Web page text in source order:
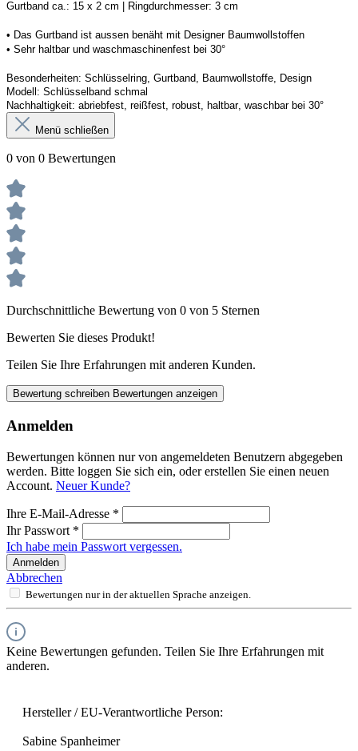
Gurtband ca.: 15 x 2 cm | Ringdurchmesser: 3 cm
• Das Gurtband ist aussen benäht mit Designer Baumwollstoffen
• Sehr haltbar und waschmaschinenfest bei 30°
Besonderheiten: Schlüsselring, Gurtband, Baumwollstoffe, Design
Modell: Schlüsselband schmal
Nachhaltigkeit: abriebfest, reißfest, robust, haltbar, waschbar bei 30°
Menü schließen
0 von 0 Bewertungen
Durchschnittliche Bewertung von 0 von 5 Sternen
Bewerten Sie dieses Produkt!
Teilen Sie Ihre Erfahrungen mit anderen Kunden.
Bewertung schreiben Bewertungen anzeigen
Anmelden
Bewertungen können nur von angemeldeten Benutzern abgegeben
werden. Bitte loggen Sie sich ein, oder erstellen Sie einen neuen
Account. Neuer Kunde?
Ihre E-Mail-Adresse *
Ihr Passwort *
Ich habe mein Passwort vergessen.
Anmelden
Abbrechen
Bewertungen nur in der aktuellen Sprache anzeigen.
Keine Bewertungen gefunden. Teilen Sie Ihre Erfahrungen mit
anderen.
Hersteller / EU-Verantwortliche Person:
Sabine Spanheimer